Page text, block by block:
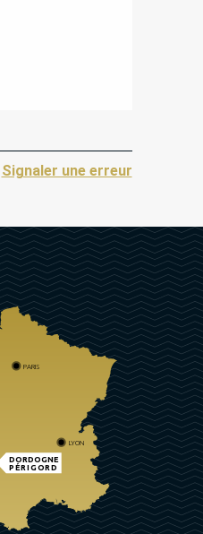
Signaler une erreur
DORDOGNE
PÉRIGORD
PARIS
LYON